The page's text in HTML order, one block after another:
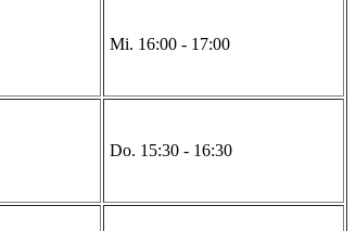
Mi. 16:00 - 17:00
Do. 15:30 - 16:30